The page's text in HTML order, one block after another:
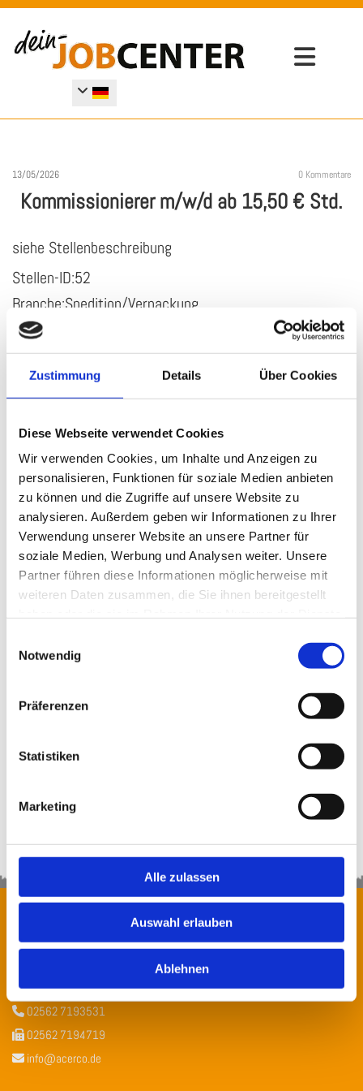
Zustimmung Details Über Cookies
Diese Webseite verwendet Cookies
Wir verwenden Cookies, um Inhalte und Anzeigen zu
personalisieren, Funktionen für soziale Medien anbieten
zu können und die Zugriffe auf unsere Website zu
analysieren. Außerdem geben wir Informationen zu Ihrer
Verwendung unserer Website an unsere Partner für
soziale Medien, Werbung und Analysen weiter. Unsere
Partner führen diese Informationen möglicherweise mit
weiteren Daten zusammen, die Sie ihnen bereitgestellt
Notwendig
Präferenzen
Statistiken
Marketing
Alle zulassen
Auswahl erlauben
Ablehnen
13/05/2026 0 Kommentare
Kommissionierer m/w/d ab 15,50 € Std.
siehe Stellenbeschreibung
Stellen-ID:52
Branche:Spedition/Verpackung
Profil:
Anforderungen: Verpacken von diversen Artikeln,
Displaybefüllung, Containerentleerung! Leichte
Einsatzort: Gildehaus/Ochtrup
Altersbegrenzung:keine
Arbeitszeit: Tagschicht 08:00-17:00/ Vollzeit
Vergütung: ab 15,50 € -16,50€, je nach Vorkenntnisse
Beginn:sofort
PKW / Führerschein:Von Vorteil/keine bedingung
aufgrund unseres Fahrdienstes
Bemerkung: Arbeitsort Bad Bentheim/Ochtrup
Kontakt: Herr Luda/Herr Peters (Schüttorf), Tel. +49
(5923) 968 388 4
Kontakt: Herr Peters/Herr Vöcker (Gronau), Tel. +49
acerco Personalmanagement GmbH
Gildehauser Straße 17
 02562 7193531
 02562 7194719
 info@acerco.de